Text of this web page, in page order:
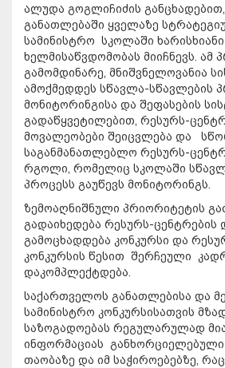
ალუდა გოგლიჩიძის
განათლებაში ყველაზე
სამინისტრო სკოლაში
ხელმისაწვდომობას მიიჩნევს. ამ
გამომდინარე, მნიშვნელოვანია
ამოქმედდეს სწავლა-სწავლების
მონიტორინგისა და შეფასების
გადაწყვეტილებით, რესურს-
მოვალეობები შეიცვლება და
საგანმანათლებლო რესურს-
რგოლი, რომელიც სკოლაში
პროცესს გაუწევს მონიტორინგს.
ზემოაღნიშნული პრიორიტეტის
გადაიხედება რესურს-ცენტრების
გამოცხადდება კონკურსი და
კონკურსის წესით შერჩეული
დაკომპლექტდება.
საქართველოს განათლებისა და
სამინისტრო კონკურსისათვის
საზოგადოებას რეგულარულად
ინფორმაციას განხორციელებული
თაობაზე და იმ საჭიროებებზე,